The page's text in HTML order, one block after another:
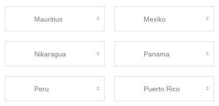
Mauritius Mexiko
Nikaragua Panama
Peru Puerto Rico